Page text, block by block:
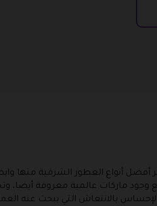
أفضل أنواع العطور الشرقية منها
ماركات عالمية معروفة أيضا،
بالانتعاش التي يبحث عنه